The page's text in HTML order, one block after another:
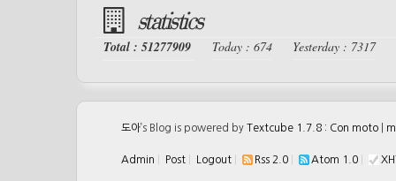
statistics
Total : 51277909 Today : 674 Yesterday : 7317
도아’s Blog is powered by Textcube 1.7.8 : Con moto
Admin Post Logout Rss 2.0 Atom 1.0